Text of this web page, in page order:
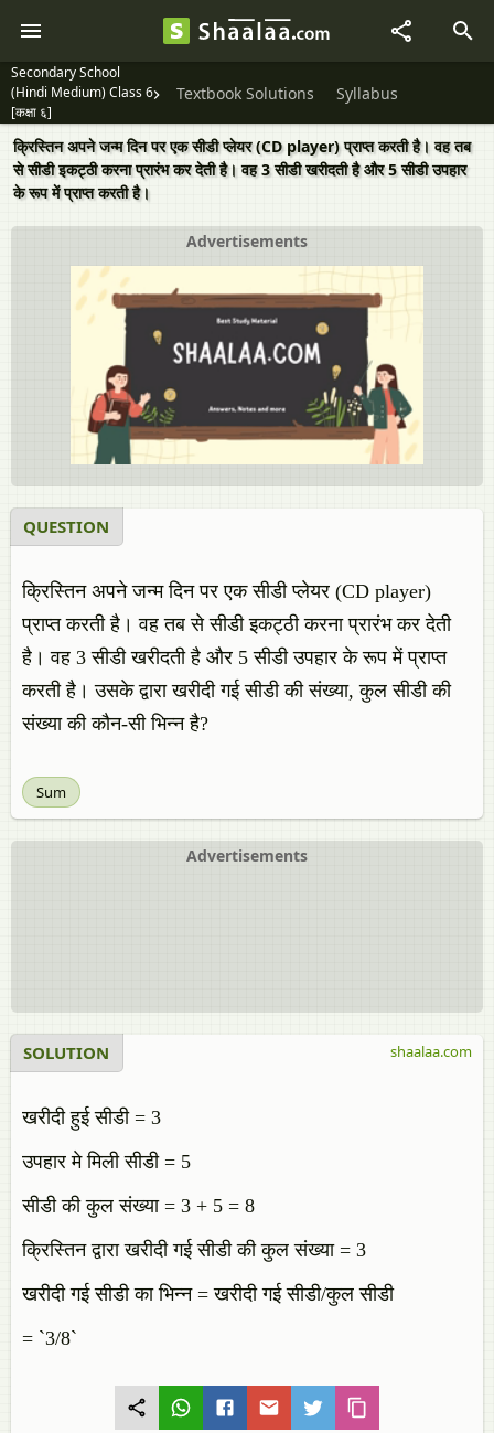
Secondary School
(Hindi Medium) Class 6
[कक्षा ६]
Textbook Solutions Syllabus
क्रिस्तिन अपने जन्म दिन पर एक सीडी प्लेयर (CD player) प्राप्त करती है। वह तब
से सीडी इकट्ठी करना प्रारंभ कर देती है। वह 3 सीडी खरीदती है और 5 सीडी उपहार
के रूप में प्राप्त करती है।
Advertisements
QUESTION
क्रिस्तिन अपने जन्म दिन पर एक सीडी प्लेयर (CD player)
प्राप्त करती है। वह तब से सीडी इकट्ठी करना प्रारंभ कर देती
है। वह 3 सीडी खरीदती है और 5 सीडी उपहार के रूप में प्राप्त
करती है। उसके द्वारा खरीदी गई सीडी की संख्या, कुल सीडी की
संख्या की कौन-सी भिन्न है?
Sum
Advertisements
SOLUTION
खरीदी हुई सीडी = 3
उपहार मे मिली सीडी = 5
सीडी की कुल संख्या = 3 + 5 = 8
क्रिस्तिन द्वारा खरीदी गई सीडी की कुल संख्या = 3
खरीदी गई सीडी का भिन्न = खरीदी गई सीडी/कुल सीडी
= `3/8`
shaalaa.com